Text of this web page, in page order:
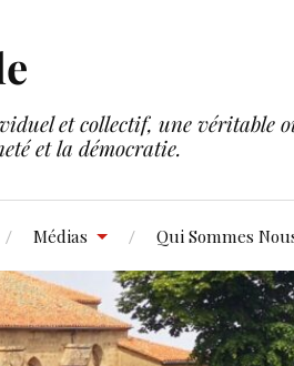
et collectif, une véritable
et la démocratie.
Médias Qui Sommes